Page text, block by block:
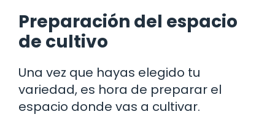
Preparación del espacio
de cultivo
Una vez que hayas elegido tu
variedad, es hora de preparar el
espacio donde vas a cultivar.